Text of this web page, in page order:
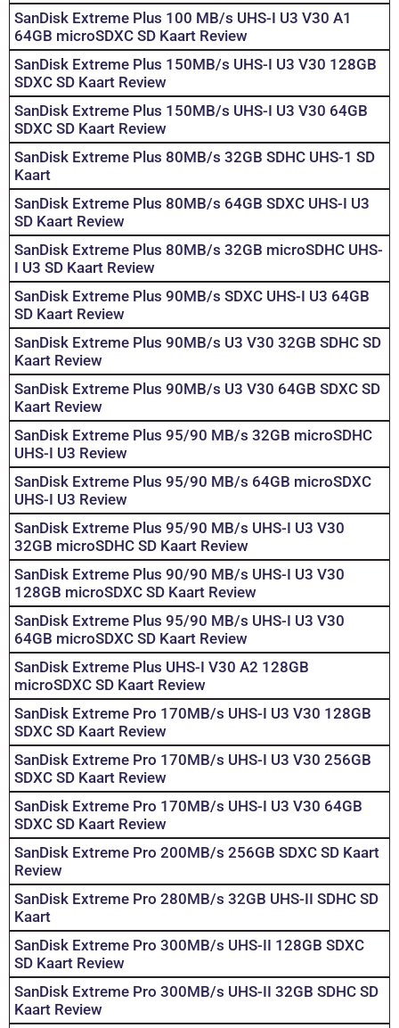
SanDisk Extreme Plus 100 MB/s UHS-I U3 V30 A1
64GB microSDXC SD Kaart Review
SanDisk Extreme Plus 150MB/s UHS-I U3 V30 128GB
SDXC SD Kaart Review
SanDisk Extreme Plus 150MB/s UHS-I U3 V30 64GB
SDXC SD Kaart Review
SanDisk Extreme Plus 80MB/s 32GB SDHC UHS-1 SD
Kaart
SanDisk Extreme Plus 80MB/s 64GB SDXC UHS-I U3
SD Kaart Review
SanDisk Extreme Plus 80MB/s 32GB microSDHC UHS-
I U3 SD Kaart Review
SanDisk Extreme Plus 90MB/s SDXC UHS-I U3 64GB
SD Kaart Review
SanDisk Extreme Plus 90MB/s U3 V30 32GB SDHC SD
Kaart Review
SanDisk Extreme Plus 90MB/s U3 V30 64GB SDXC SD
Kaart Review
SanDisk Extreme Plus 95/90 MB/s 32GB microSDHC
UHS-I U3 Review
SanDisk Extreme Plus 95/90 MB/s 64GB microSDXC
UHS-I U3 Review
SanDisk Extreme Plus 95/90 MB/s UHS-I U3 V30
32GB microSDHC SD Kaart Review
SanDisk Extreme Plus 90/90 MB/s UHS-I U3 V30
128GB microSDXC SD Kaart Review
SanDisk Extreme Plus 95/90 MB/s UHS-I U3 V30
64GB microSDXC SD Kaart Review
SanDisk Extreme Plus UHS-I V30 A2 128GB
microSDXC SD Kaart Review
SanDisk Extreme Pro 170MB/s UHS-I U3 V30 128GB
SDXC SD Kaart Review
SanDisk Extreme Pro 170MB/s UHS-I U3 V30 256GB
SDXC SD Kaart Review
SanDisk Extreme Pro 170MB/s UHS-I U3 V30 64GB
SDXC SD Kaart Review
SanDisk Extreme Pro 200MB/s 256GB SDXC SD Kaart
Review
SanDisk Extreme Pro 280MB/s 32GB UHS-II SDHC SD
Kaart
SanDisk Extreme Pro 300MB/s UHS-II 128GB SDXC
SD Kaart Review
SanDisk Extreme Pro 300MB/s UHS-II 32GB SDHC SD
Kaart Review